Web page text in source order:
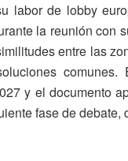
labor de lobby
la reunión con
entre las
y el documento
fase de